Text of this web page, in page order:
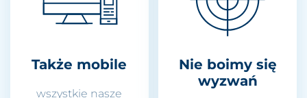
Także mobile
wszystkie nasze
Nie boimy się
wyzwań